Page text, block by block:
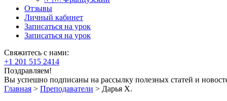
Отзывы
Личный кабинет
Записаться на урок
Записаться на урок
Свяжитесь с нами:
+1 201 515 2414
Поздравляем!
Вы успешно подписаны на рассылку полезных статей и
Главная > Преподаватели > Дарья Х.